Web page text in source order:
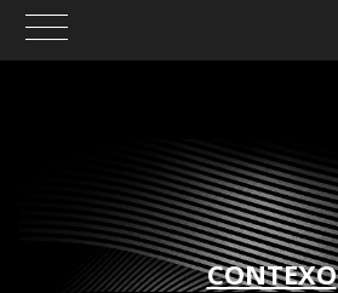
CONTEXO